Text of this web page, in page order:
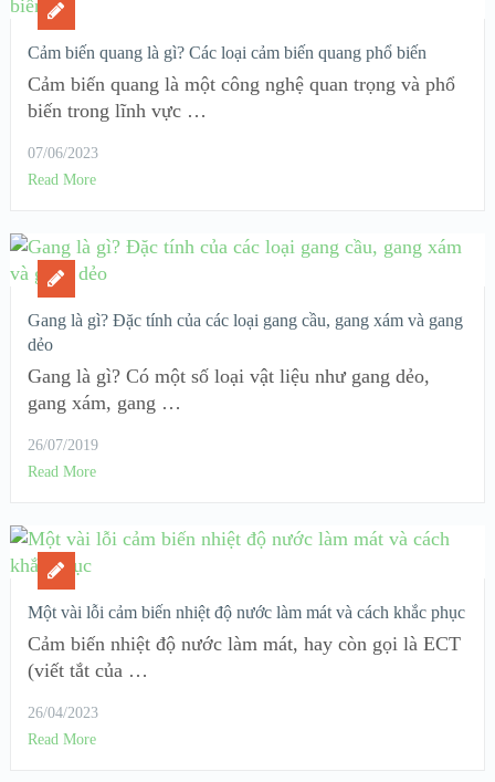
Cảm biến quang là gì? Các loại cảm biến quang phổ biến
Cảm biến quang là một công nghệ quan trọng và phổ
biến trong lĩnh vực …
07/06/2023
Read More
Gang là gì? Đặc tính của các loại gang cầu, gang xám và gang
dẻo
Gang là gì? Có một số loại vật liệu như gang dẻo,
gang xám, gang …
26/07/2019
Read More
Một vài lỗi cảm biến nhiệt độ nước làm mát và cách khắc phục
Cảm biến nhiệt độ nước làm mát, hay còn gọi là ECT
(viết tắt của …
26/04/2023
Read More